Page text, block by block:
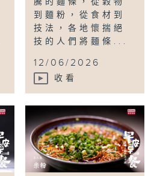
到麵粉，從食材到
技法，各地懷揣絕
技的人們將麵條...
12/06/2026
收看